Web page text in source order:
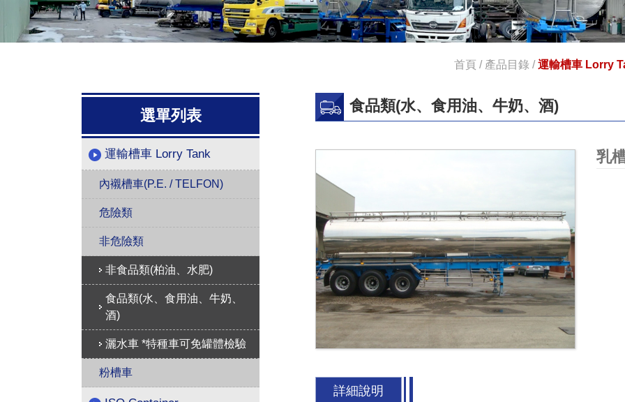
首頁 / 產品目錄 /運輸槽車 Lorry
選單列表
運輸槽車 Lorry Tank
內襯槽車(P.E. / TELFON)
危險類
非危險類
非食品類(柏油、水肥)
食品類(水、食用油、牛奶、
酒)
灑水車 *特種車可免罐體檢驗
粉槽車
食品類(水、食用油、牛奶、酒)
乳
詳細說明